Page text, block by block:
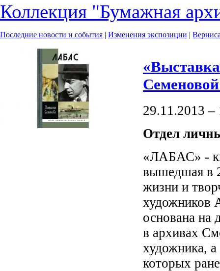
Коллекция "Бумажная
Последние новости и события | Изменения экспозиции |
29.11.2013 –
Отдел
«ЛАБАС» -
вышедшая в
жизни и
художников
основана на
в архивах
художника,
которых